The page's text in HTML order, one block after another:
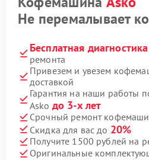
Не перемалывает
Бесплатная диагностика
ремонта
Привезем и увезем
доставкой
Гарантия на наши работы
Asko до 3-х лет
Срочный ремонт
Скидка для вас до 20%
Получите 1500 рублей на
Оригинальные